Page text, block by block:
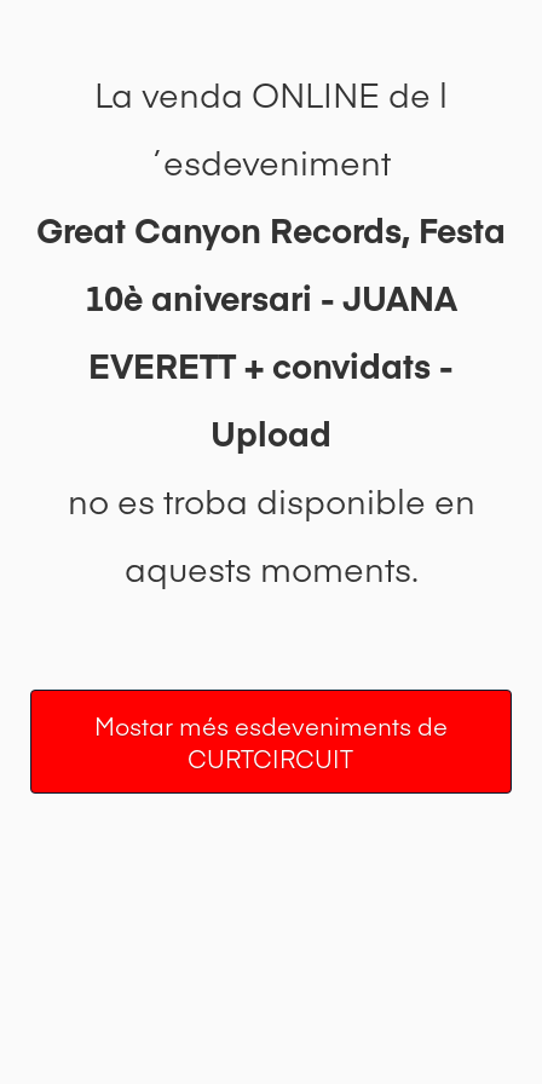
La venda ONLINE de l
´esdeveniment
Great Canyon Records, Festa
10è aniversari - JUANA
EVERETT + convidats -
Upload
no es troba disponible en
aquests moments.
Mostar més esdeveniments de
CURTCIRCUIT